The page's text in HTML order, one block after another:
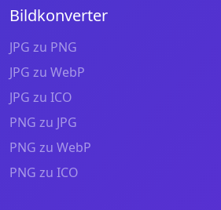
Bildkonverter
JPG zu PNG
JPG zu WebP
JPG zu ICO
PNG zu JPG
PNG zu WebP
PNG zu ICO